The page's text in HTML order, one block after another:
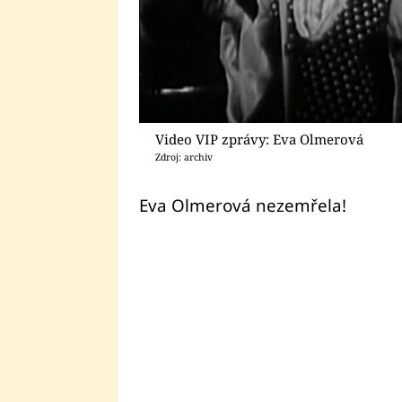
Video VIP zprávy: Eva Olmerová
Zdroj: archiv
Eva Olmerová nezemřela!